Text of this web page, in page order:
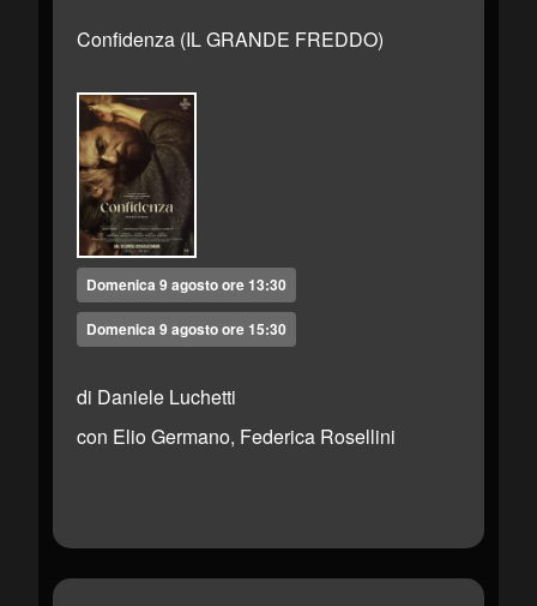
Confidenza (IL GRANDE FREDDO)
Domenica 9 agosto ore 13:30
Domenica 9 agosto ore 15:30
di Daniele Luchetti
con Elio Germano, Federica Rosellini